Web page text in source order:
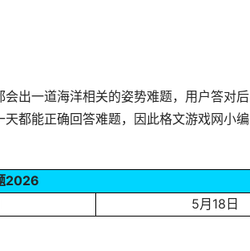
出一道海洋相关的姿势难题，用户答对后
都能正确回答难题，因此格文游戏网小编
2026
5月18日